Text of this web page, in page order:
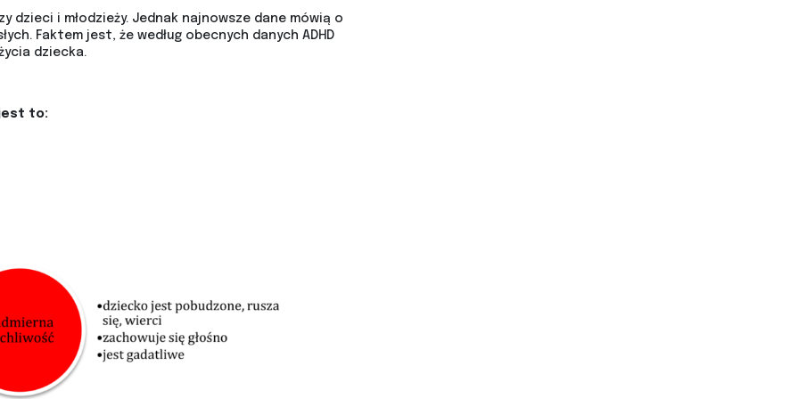
dzieci i młodzieży. Jednak najnowsze dane mówią o
Faktem jest, że według obecnych danych ADHD
dziecka.
to: